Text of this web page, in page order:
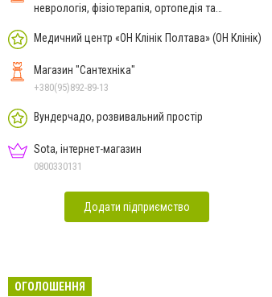
неврологія, фізіотерапія, ортопедія та
Медичний центр «ОН Клінік Полтава» (ОН Клінік)
Магазин "Сантехніка"
+380(95)892-89-13
Вундерчадо, розвивальний простір
Sota, інтернет-магазин
0800330131
Додати підприємство
ОГОЛОШЕННЯ